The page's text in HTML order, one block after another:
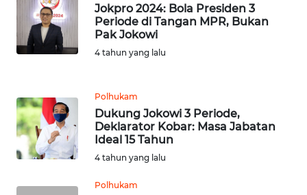
Jokpro 2024: Bola Presiden 3
Periode di Tangan MPR, Bukan
Pak Jokowi
4 tahun yang lalu
Polhukam
Dukung Jokowi 3 Periode,
Deklarator Kobar: Masa Jabatan
Ideal 15 Tahun
4 tahun yang lalu
Polhukam
WN
SIMALUNGUN
WN
WN
TAPANULI
TENGAH
SERDANG